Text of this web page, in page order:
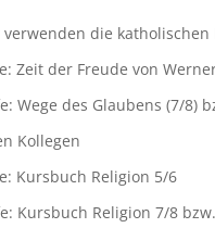
die katholischen
Zeit der Freude von
Wege des Glaubens (7/8)
Kollegen
Kursbuch Religion 5/6
Kursbuch Religion 7/8